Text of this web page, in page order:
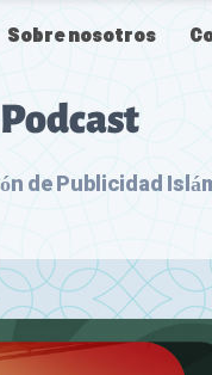
Sobre nosotros
Podcast
de Publicidad